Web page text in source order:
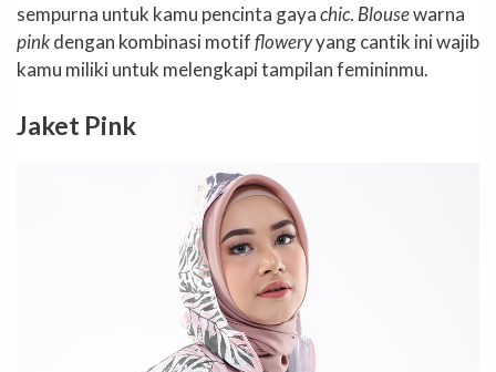
sempurna untuk kamu pencinta gayachic. Blousewarna
pinkdengan kombinasi motiffloweryyang cantik ini wajib
kamu miliki untuk melengkapi tampilan femininmu.
Jaket Pink